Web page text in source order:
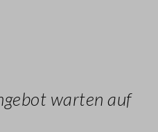
warten auf